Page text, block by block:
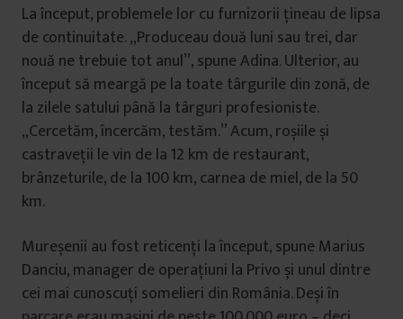
La început, problemele lor cu furnizorii țineau de lipsa
de continuitate. „Produceau două luni sau trei, dar
nouă ne trebuie tot anul”, spune Adina. Ulterior, au
început să meargă pe la toate târgurile din zonă, de
la zilele satului până la târguri profesioniste.
„Cercetăm, încercăm, testăm.” Acum, roșiile și
castraveții le vin de la 12 km de restaurant,
brânzeturile, de la 100 km, carnea de miel, de la 50
km.
Mureșenii au fost reticenți la început, spune Marius
Danciu, manager de operațiuni la Privo și unul dintre
cei mai cunoscuți somelieri din România. Deși în